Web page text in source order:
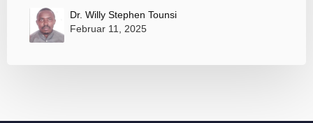
Dr. Willy Stephen Tounsi
Februar 11, 2025